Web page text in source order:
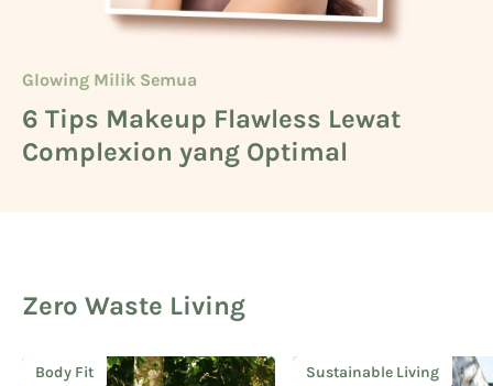
Glowing Milik Semua
6 Tips Makeup Flawless Lewat
Complexion yang Optimal
Beauty
Cara Mengetahui Warna Kulit
Kuning Langsat
Glowing Milik Semua
5 Deretan Basic Skincare untuk
Cowok
Zero Waste Living
Body Fit Sustainable Living